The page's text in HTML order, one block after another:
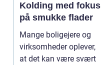
Kolding med fokus
på smukke flader
Mange boligejere og
virksomheder oplever,
at det kan være svært